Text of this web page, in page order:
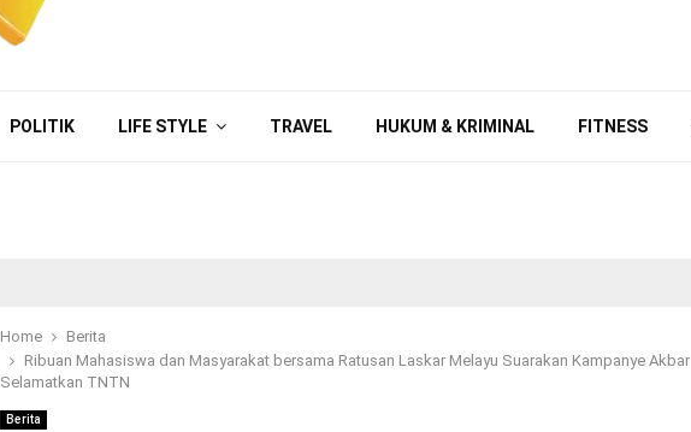
POLITIK LIFE STYLE TRAVEL HUKUM & KRIMINAL FITNESS
Home
Berita
Ribuan Mahasiswa dan Masyarakat bersama Ratusan Laskar Melayu Suarakan Kampanye Akbar
Selamatkan TNTN
Berita